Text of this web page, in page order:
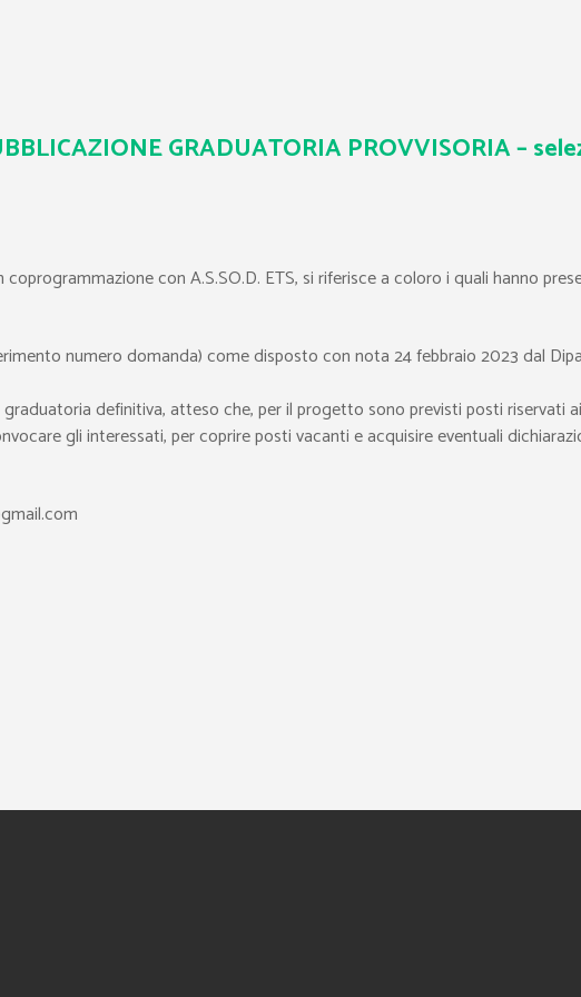
GRADUATORIA PROVVISORIA –
con A.S.SO.D. ETS, si riferisce a coloro i quali hanno
numero domanda) come disposto con nota 24 febbraio 2023 dal
definitiva, atteso che, per il progetto sono previsti posti riservati
gli interessati, per coprire posti vacanti e acquisire eventuali